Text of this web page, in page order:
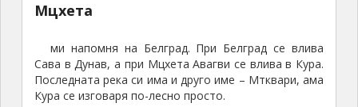
Мцхета
ми напомня на Белград. При Белград се влива
Сава в Дунав, а при Мцхета Авагви се влива в Кура.
Последната река си има и друго име – Мтквари, ама
Кура се изговаря по-лесно просто.